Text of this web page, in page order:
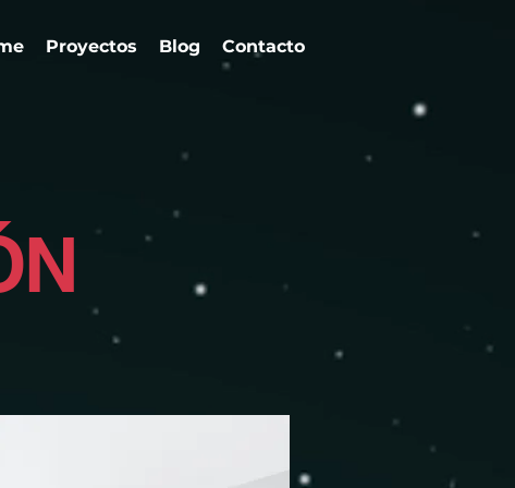
Proyectos Blog Contacto